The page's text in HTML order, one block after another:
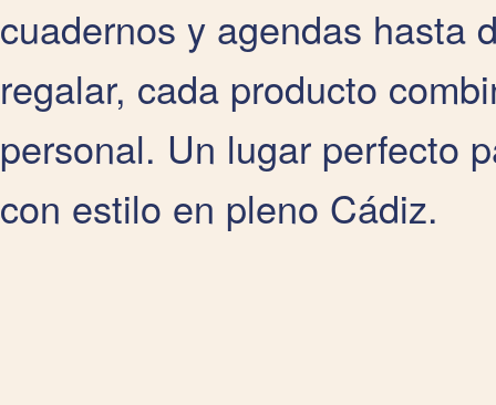
cuadernos y agendas hasta
regalar, cada producto
personal. Un lugar perfecto
con estilo en pleno Cádiz.